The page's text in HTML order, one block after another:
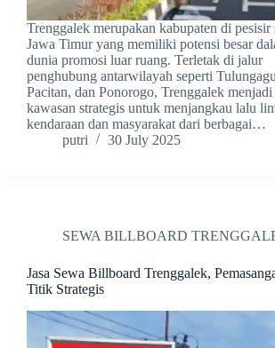
Trenggalek merupakan kabupaten di pesisir
Jawa Timur yang memiliki potensi besar
dunia promosi luar ruang. Terletak di jalur
penghubung antarwilayah seperti
Pacitan, dan Ponorogo, Trenggalek menjadi
kawasan strategis untuk menjangkau lalu
kendaraan dan masyarakat dari berbagai…
putri
30 July 2025
SEWA BILLBOARD
Jasa Sewa Billboard Trenggalek,
Titik Strategis